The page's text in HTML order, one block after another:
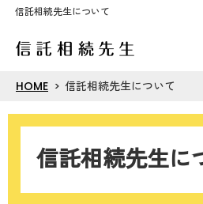
信託相続先生について
HOME 信託相続先生について
信託相続先生に